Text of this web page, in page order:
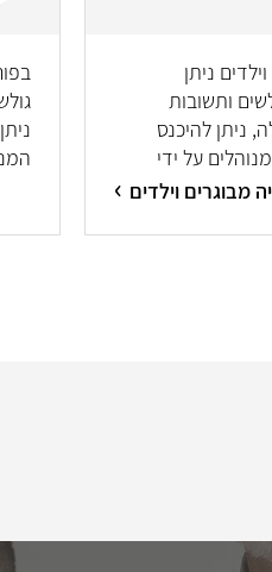
ניתן
ותשובות
ניתן להיכנס
על ידי
מבוגרים וילדים